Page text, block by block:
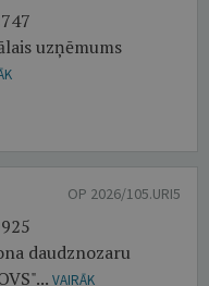
uzņēmums
OP 2026/105.URI5
daudznozaru
VAIRĀK